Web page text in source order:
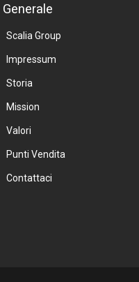
Generale
Scalia Group
Impressum
Storia
Mission
Valori
Punti Vendita
Contattaci